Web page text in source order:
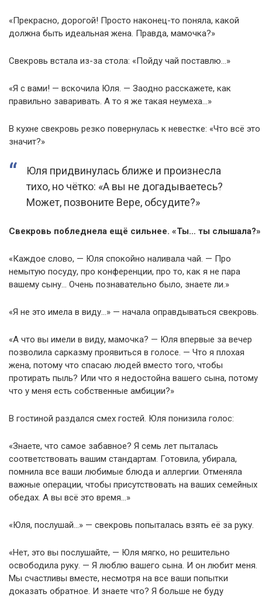
«Прекрасно, дорогой! Просто наконец-то поняла, какой
должна быть идеальная жена. Правда, мамочка?»
Свекровь встала из-за стола: «Пойду чай поставлю…»
«Я с вами! — вскочила Юля. — Заодно расскажете, как
правильно заваривать. А то я же такая неумеха…»
В кухне свекровь резко повернулась к невестке: «Что всё это
значит?»
Юля придвинулась ближе и произнесла
тихо, но чётко: «А вы не догадываетесь?
Может, позвоните Вере, обсудите?»
Свекровь побледнела ещё сильнее. «Ты… ты слышала?»
«Каждое слово, — Юля спокойно наливала чай. — Про
немытую посуду, про конференции, про то, как я не пара
вашему сыну… Очень познавательно было, знаете ли.»
«Я не это имела в виду…» — начала оправдываться свекровь.
«А что вы имели в виду, мамочка? — Юля впервые за вечер
позволила сарказму проявиться в голосе. — Что я плохая
жена, потому что спасаю людей вместо того, чтобы
протирать пыль? Или что я недостойна вашего сына, потому
что у меня есть собственные амбиции?»
В гостиной раздался смех гостей. Юля понизила голос:
«Знаете, что самое забавное? Я семь лет пыталась
соответствовать вашим стандартам. Готовила, убирала,
помнила все ваши любимые блюда и аллергии. Отменяла
важные операции, чтобы присутствовать на ваших семейных
обедах. А вы всё это время…»
«Юля, послушай…» — свекровь попыталась взять её за руку.
«Нет, это вы послушайте, — Юля мягко, но решительно
освободила руку. — Я люблю вашего сына. И он любит меня.
Мы счастливы вместе, несмотря на все ваши попытки
доказать обратное. И знаете что? Я больше не буду